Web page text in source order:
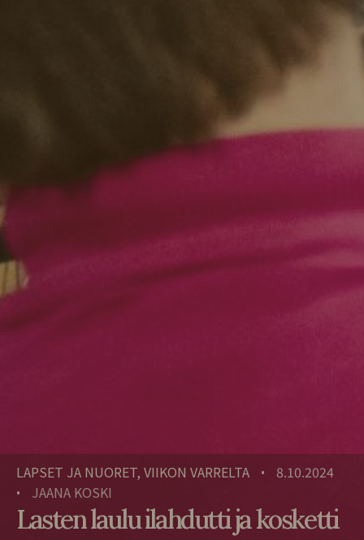
LAPSET JA NUORET, VIIKON VARRELTA • 8.10.2024
• JAANA KOSKI
Lasten laulu ilahdutti ja kosketti